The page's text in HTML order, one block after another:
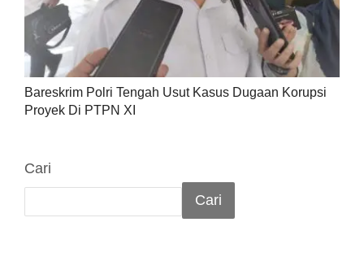
Bareskrim Polri Tengah Usut Kasus Dugaan Korupsi
Proyek Di PTPN XI
Cari
Cari